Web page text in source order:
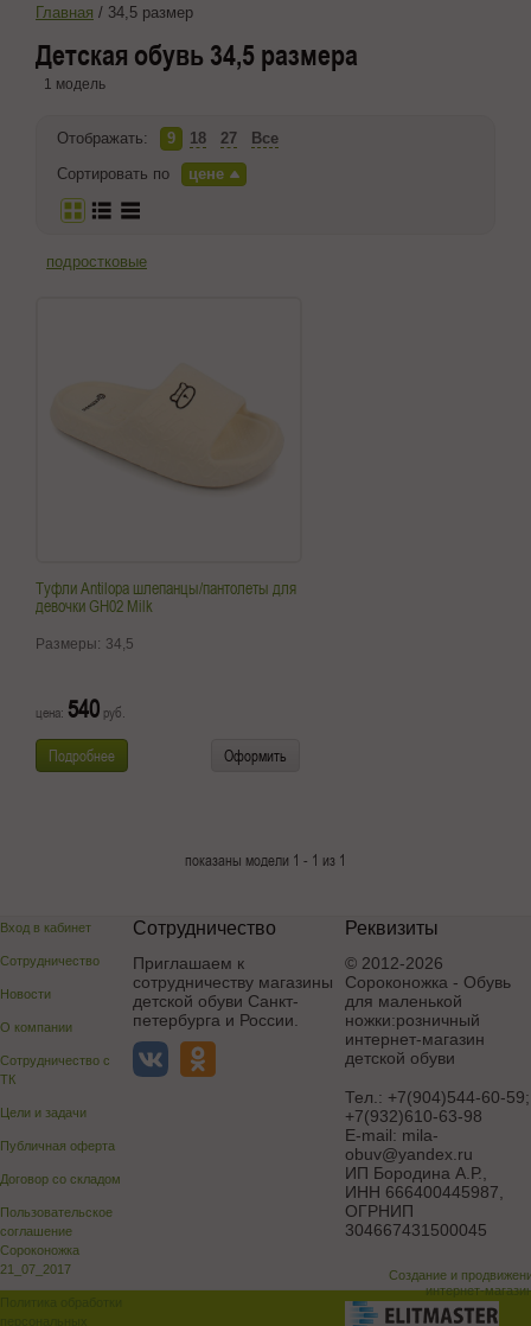
Главная / 34,5 размер
Детская обувь 34,5 размера
1 модель
Отображать: 9 18 27
Все
Сортировать по
цене
подростковые
Туфли Antilopa шлепанцы/пантолеты для
девочки GH02 Milk
Размеры: 34,5
цена: 540 руб.
Подробнее Оформить
показаны модели 1 - 1 из 1
Вход в кабинет
Сотрудничество
Новости
О компании
Сотрудничество с
ТК
Цели и задачи
Публичная оферта
Договор со складом
Пользовательское
соглашение
Сороконожка
21_07_2017
Сотрудничество
Приглашаем к
сотрудничеству магазины
детской обуви Санкт-
петербурга и России.
Реквизиты
© 2012-2026
Сороконожка - Обувь
для маленькой
ножки:розничный
интернет-магазин
детской обуви
Тел.: +7(904)544-60-59;
+7(932)610-63-98
E-mail: mila-
obuv@yandex.ru
ИП Бородина А.Р.
ИНН 666400445987,
ОГРНИП
304667431500045
Создание и
интернет-